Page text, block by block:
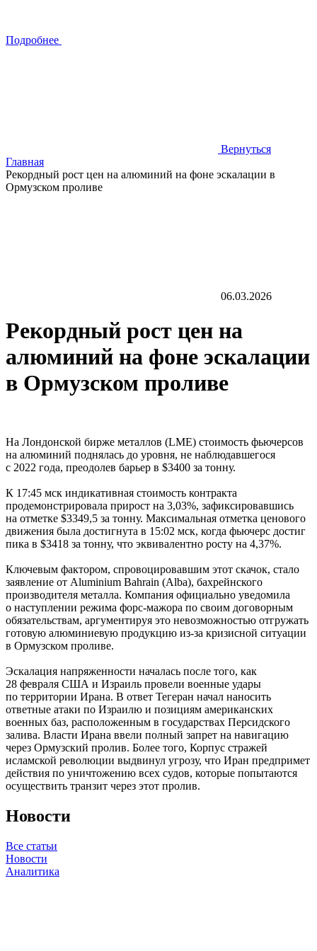
Подробнее
Вернуться
Главная
Рекордный рост цен на алюминий на фоне эскалации в
Ормузском проливе
06.03.2026
Рекордный рост цен на
алюминий на фоне эскалации
в Ормузском проливе
На Лондонской бирже металлов (LME) стоимость фьючерсов
на алюминий поднялась до уровня, не наблюдавшегося
с 2022 года, преодолев барьер в $3400 за тонну.
К 17:45 мск индикативная стоимость контракта
продемонстрировала прирост на 3,03%, зафиксировавшись
на отметке $3349,5 за тонну. Максимальная отметка ценового
движения была достигнута в 15:02 мск, когда фьючерс достиг
пика в $3418 за тонну, что эквивалентно росту на 4,37%.
Ключевым фактором, спровоцировавшим этот скачок, стало
заявление от Aluminium Bahrain (Alba), бахрейнского
производителя металла. Компания официально уведомила
о наступлении режима форс-мажора по своим договорным
обязательствам, аргументируя это невозможностью отгружать
готовую алюминиевую продукцию из-за кризисной ситуации
в Ормузском проливе.
Эскалация напряженности началась после того, как
28 февраля США и Израиль провели военные удары
по территории Ирана. В ответ Тегеран начал наносить
ответные атаки по Израилю и позициям американских
военных баз, расположенным в государствах Персидского
залива. Власти Ирана ввели полный запрет на навигацию
через Ормузский пролив. Более того, Корпус стражей
исламской революции выдвинул угрозу, что Иран предпримет
действия по уничтожению всех судов, которые попытаются
осуществить транзит через этот пролив.
Новости
Все статьи
Новости
Аналитика